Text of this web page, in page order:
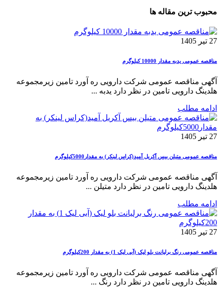
محبوب ترین مقاله ها
27 تیر 1405
مناقصه عمومی یدبه مقدار 10000 کیلوگرم
آگهی مناقصه عمومی شرکت دارویی ره آورد تامین زیرمجموعه
هلدینگ دارویی تامین در نظر دارد یدبه ...
ادامه مطلب
27 تیر 1405
مناقصه عمومی متیلن بیس آکریل آمید(کراس لینکر) به مقدار5000کیلوگرم
آگهی مناقصه عمومی شرکت دارویی ره آورد تامین زیرمجموعه
هلدینگ دارویی تامین در نظر دارد متیلن ...
ادامه مطلب
27 تیر 1405
مناقصه عمومی رنگ برلیانت بلو لیک (آبی لیک 1) به مقدار 200کیلوگرم
آگهی مناقصه عمومی شرکت دارویی ره آورد تامین زیرمجموعه
هلدینگ دارویی تامین در نظر دارد رنگ ...